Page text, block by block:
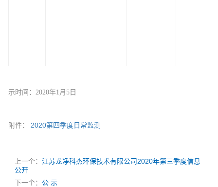
示 时间： 2020年1月 5 日
附件： 2020第四季度日常监测
上一个： 江苏龙净科杰环保技术有限公司2020年第三季度信息
公开
下一个： 公 示